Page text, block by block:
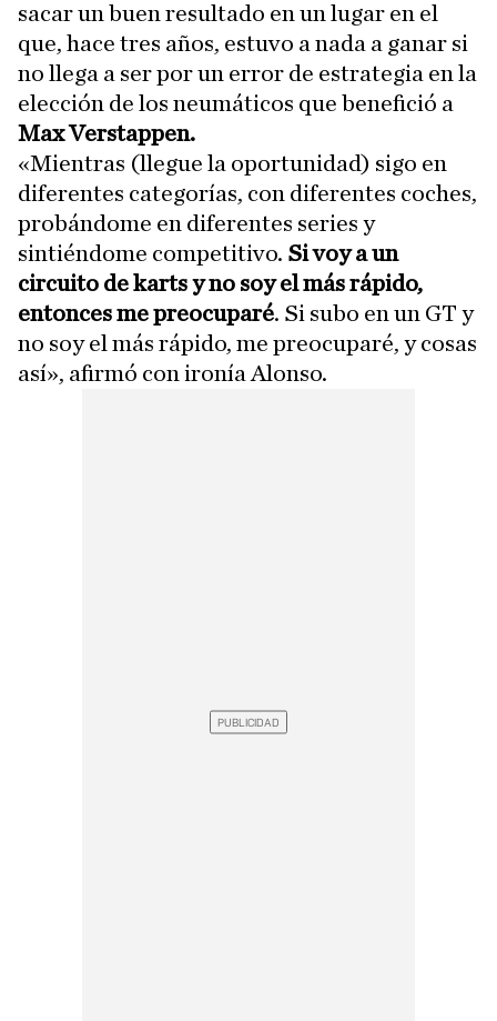
sacar un buen resultado en un lugar en el
que, hace tres años, estuvo a nada a ganar si
no llega a ser por un error de estrategia en la
elección de los neumáticos que benefició a
Max Verstappen.
«Mientras (llegue la oportunidad) sigo en
diferentes categorías, con diferentes coches,
probándome en diferentes series y
sintiéndome competitivo. Si voy a un
circuito de karts y no soy el más rápido,
entonces me preocuparé. Si subo en un GT y
no soy el más rápido, me preocuparé, y cosas
así», afirmó con ironía Alonso.